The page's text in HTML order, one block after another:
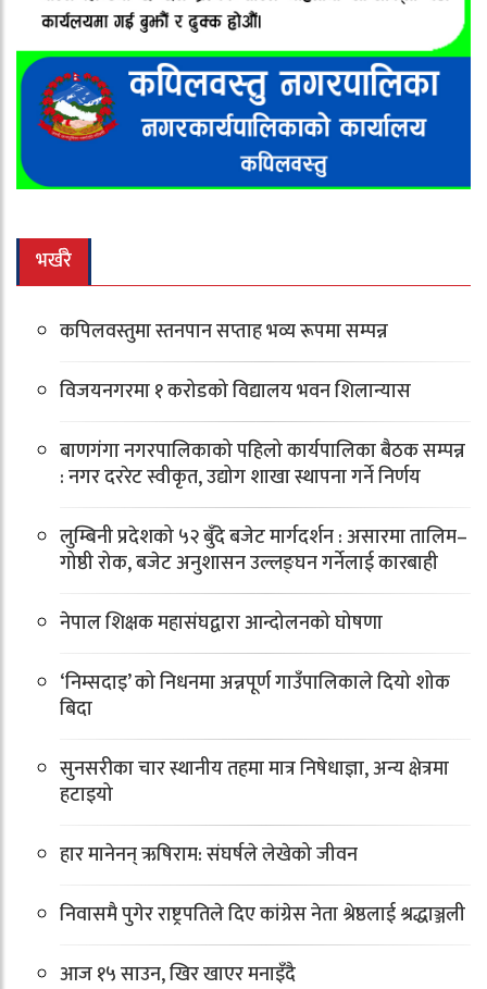
भर्खरै
कपिलवस्तुमा स्तनपान सप्ताह भव्य रूपमा सम्पन्न
विजयनगरमा १ करोडको विद्यालय भवन शिलान्यास
बाणगंगा नगरपालिकाको पहिलो कार्यपालिका बैठक सम्पन्न
: नगर दररेट स्वीकृत, उद्योग शाखा स्थापना गर्ने निर्णय
लुम्बिनी प्रदेशको ५२ बुँदे बजेट मार्गदर्शन : असारमा तालिम–
गोष्ठी रोक, बजेट अनुशासन उल्लङ्घन गर्नेलाई कारबाही
नेपाल शिक्षक महासंघद्वारा आन्दोलनको घोषणा
‘निम्सदाइ’ को निधनमा अन्नपूर्ण गाउँपालिकाले दियो शोक
बिदा
सुनसरीका चार स्थानीय तहमा मात्र निषेधाज्ञा, अन्य क्षेत्रमा
हटाइयो
हार मानेनन् ऋषिराम: संघर्षले लेखेको जीवन
निवासमै पुगेर राष्ट्रपतिले दिए कांग्रेस नेता श्रेष्ठलाई श्रद्धाञ्जली
आज १५ साउन, खिर खाएर मनाइँदै